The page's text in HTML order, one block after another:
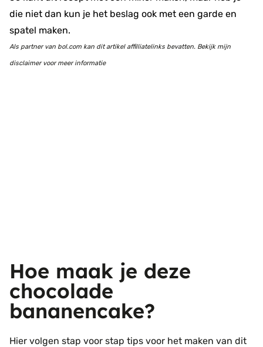
die niet dan kun je het beslag ook met een garde en
spatel maken.
Als partner van bol.com kan dit artikel affilliatelinks bevatten. Bekijk mijn
disclaimer voor meer informatie
Hoe maak je deze
chocolade
bananencake?
Hier volgen stap voor stap tips voor het maken van dit